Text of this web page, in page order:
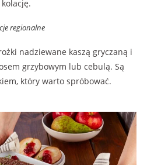
regionalne
nadziewane kaszą gryczaną i
grzybowym lub cebulą. Są
który warto spróbować.